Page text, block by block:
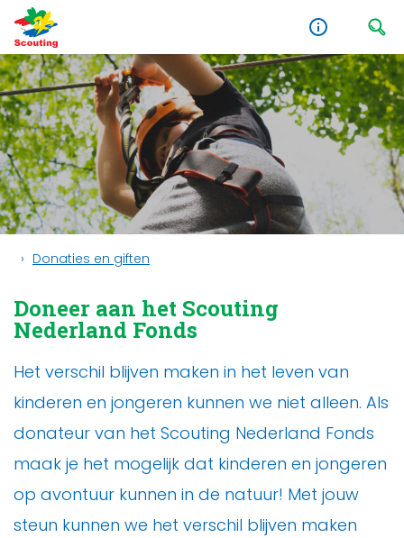
Donaties en giften
Doneer aan het Scouting
Nederland Fonds
Het verschil blijven maken in het leven van
kinderen en jongeren kunnen we niet alleen. Als
donateur van het Scouting Nederland Fonds
maak je het mogelijk dat kinderen en jongeren
op avontuur kunnen in de natuur! Met jouw
steun kunnen we het verschil blijven maken